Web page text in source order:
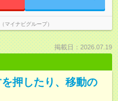
マイナビグループ）
掲載日：2026.07.19
押したり、移動の